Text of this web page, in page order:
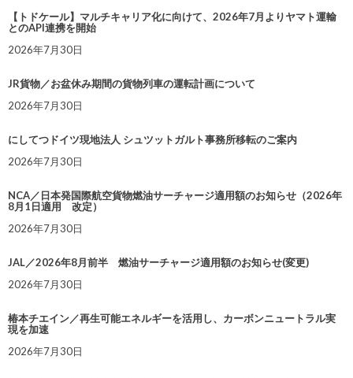
【トドケール】マルチキャリア化に向けて、2026年7月よりヤマト運輸
とのAPI連携を開始
2026年7月30日
JR貨物／お盆休み期間の貨物列車の運転計画について
2026年7月30日
にしてつドイツ現地法人 シュツットガルト事務所移転のご案内
2026年7月30日
NCA／日本発国際航空貨物燃油サーチャージ適用額のお知らせ（2026年
8月1日適用 改定）
2026年7月30日
JAL／2026年8月前半 燃油サーチャージ適用額のお知らせ(変更)
2026年7月30日
椿本チエイン／再生可能エネルギーを活用し、カーボンニュートラル実
現を加速
2026年7月30日